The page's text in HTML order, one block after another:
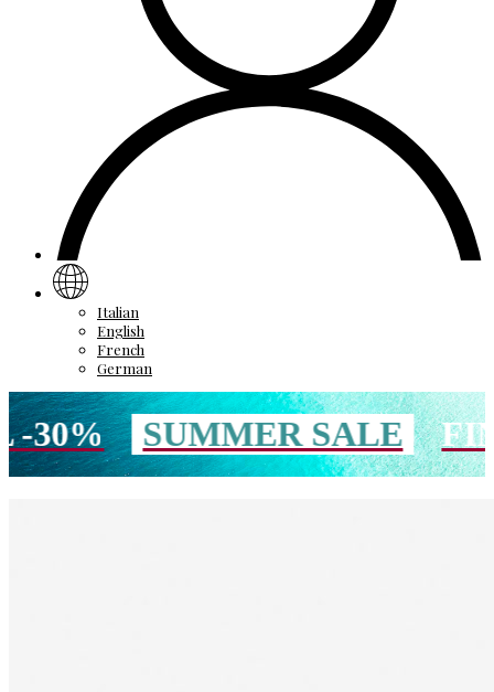
Italian
English
French
German
SUMMER SALE FINO